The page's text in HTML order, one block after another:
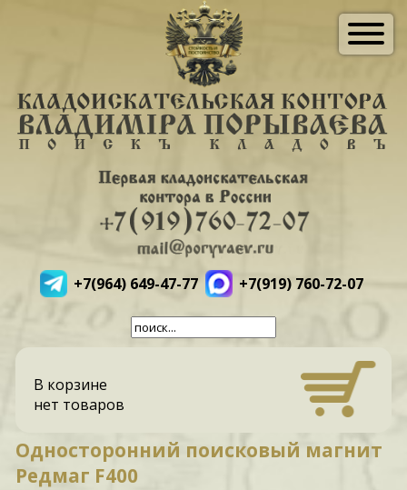
+7(964) 649-47-77 +7(919) 760-72-07
В корзине
нет товаров
Односторонний поисковый магнит
Редмаг F400